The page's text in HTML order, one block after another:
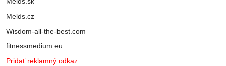
Melds.cz
Wisdom-all-the-best.com
fitnessmedium.eu
Pridať reklamný odkaz